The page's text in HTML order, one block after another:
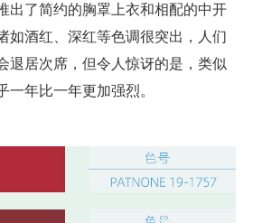
出了简约的胸罩上衣和相配的中开
如酒红、深红等色调很突出，人们
退居次席，但令人惊讶的是，类似
一年比一年更加强烈。